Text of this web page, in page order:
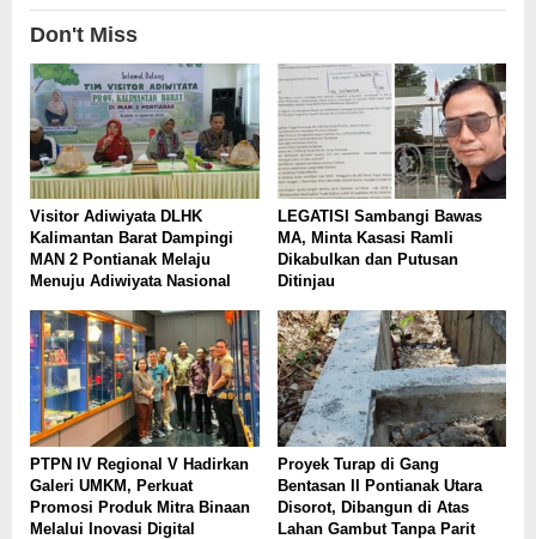
Don't Miss
Visitor Adiwiyata DLHK
Kalimantan Barat Dampingi
MAN 2 Pontianak Melaju
Menuju Adiwiyata Nasional
LEGATISI Sambangi Bawas
MA, Minta Kasasi Ramli
Dikabulkan dan Putusan
Ditinjau
PTPN IV Regional V Hadirkan
Galeri UMKM, Perkuat
Promosi Produk Mitra Binaan
Melalui Inovasi Digital
Proyek Turap di Gang
Bentasan II Pontianak Utara
Disorot, Dibangun di Atas
Lahan Gambut Tanpa Parit